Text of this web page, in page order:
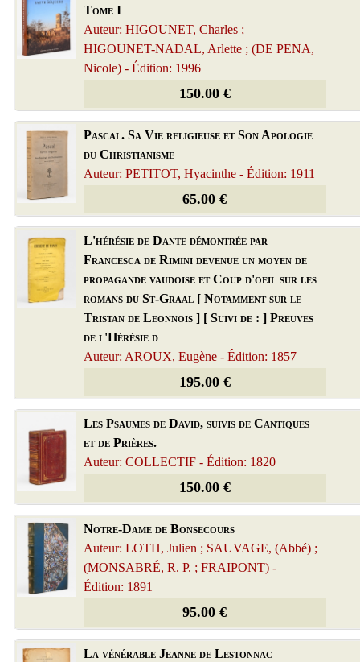
Tome I
Auteur: HIGOUNET, Charles ;
HIGOUNET-NADAL, Arlette ; (DE PENA,
Nicole) - Édition: 1996
150.00 €
Pascal. Sa Vie religieuse et Son Apologie
du Christianisme
Auteur: PETITOT, Hyacinthe - Édition: 1911
65.00 €
L'hérésie de Dante démontrée par
Francesca de Rimini devenue un moyen de
propagande vaudoise et Coup d'oeil sur les
romans du St-Graal [ Notamment sur le
Tristan de Leonnois ] [ Suivi de : ] Preuves
de l'Hérésie d
Auteur: AROUX, Eugène - Édition: 1857
195.00 €
Les Psaumes de David, suivis de Cantiques
et de Prières.
Auteur: COLLECTIF - Édition: 1820
150.00 €
Notre-Dame de Bonsecours
Auteur: LOTH, Julien ; SAUVAGE, (Abbé) ;
(MONSABRÉ, R. P. ; FRAIPONT) -
Édition: 1891
95.00 €
La vénérable Jeanne de Lestonnac